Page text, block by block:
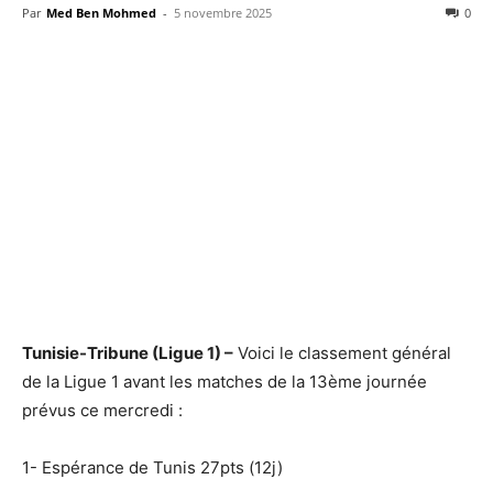
Par Med Ben Mohmed - 5 novembre 2025 0
Tunisie-Tribune (Ligue 1) – Voici le classement général
de la Ligue 1 avant les matches de la 13ème journée
prévus ce mercredi :
1- Espérance de Tunis 27pts (12j)